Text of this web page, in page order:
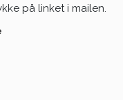
på linket i mailen.